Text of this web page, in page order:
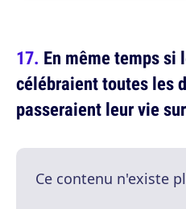
En même temps si
célébraient toutes les
passeraient leur vie
Ce contenu n'existe